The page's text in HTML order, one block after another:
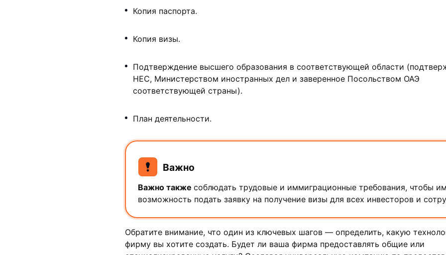
Копия паспорта.
Копия визы.
Подтверждение высшего образования в соответствующей области
HEC, Министерством иностранных дел и заверенное Посольством ОАЭ
соответствующей страны).
План деятельности.
Важно
Важно также соблюдать трудовые и иммиграционные требования, чтобы
возможность подать заявку на получение визы для всех инвесторов и
Обратите внимание, что один из ключевых шагов — определить, какую
фирму вы хотите создать. Будет ли ваша фирма предоставлять общие или